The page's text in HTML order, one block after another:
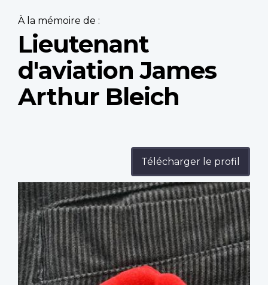
À la mémoire de :
Lieutenant
d'aviation James
Arthur Bleich
Télécharger le profil
Profile
image